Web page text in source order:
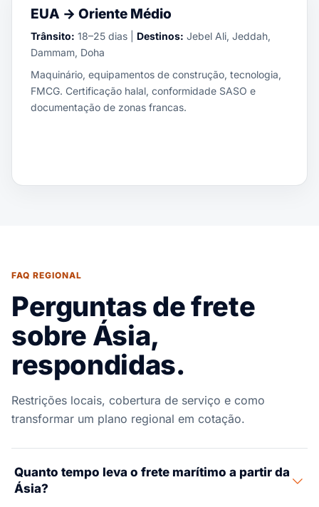
EUA → Oriente Médio
Trânsito: 18–25 dias | Destinos: Jebel Ali, Jeddah,
Dammam, Doha
Maquinário, equipamentos de construção, tecnologia,
FMCG. Certificação halal, conformidade SASO e
documentação de zonas francas.
FAQ REGIONAL
Perguntas de frete
sobre Ásia,
respondidas.
Restrições locais, cobertura de serviço e como
transformar um plano regional em cotação.
Quanto tempo leva o frete marítimo a partir da
Ásia?